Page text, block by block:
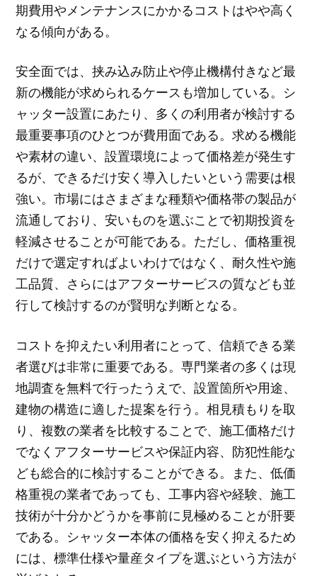
期費用やメンテナンスにかかるコストはやや高く
なる傾向がある。
安全面では、挟み込み防止や停止機構付きなど最
新の機能が求められるケースも増加している。シ
ャッター設置にあたり、多くの利用者が検討する
最重要事項のひとつが費用面である。求める機能
や素材の違い、設置環境によって価格差が発生す
るが、できるだけ安く導入したいという需要は根
強い。市場にはさまざまな種類や価格帯の製品が
流通しており、安いものを選ぶことで初期投資を
軽減させることが可能である。ただし、価格重視
だけで選定すればよいわけではなく、耐久性や施
工品質、さらにはアフターサービスの質なども並
行して検討するのが賢明な判断となる。
コストを抑えたい利用者にとって、信頼できる業
者選びは非常に重要である。専門業者の多くは現
地調査を無料で行ったうえで、設置箇所や用途、
建物の構造に適した提案を行う。相見積もりを取
り、複数の業者を比較することで、施工価格だけ
でなくアフターサービスや保証内容、防犯性能な
ども総合的に検討することができる。また、低価
格重視の業者であっても、工事内容や経験、施工
技術が十分かどうかを事前に見極めることが肝要
である。シャッター本体の価格を安く抑えるため
には、標準仕様や量産タイプを選ぶという方法が